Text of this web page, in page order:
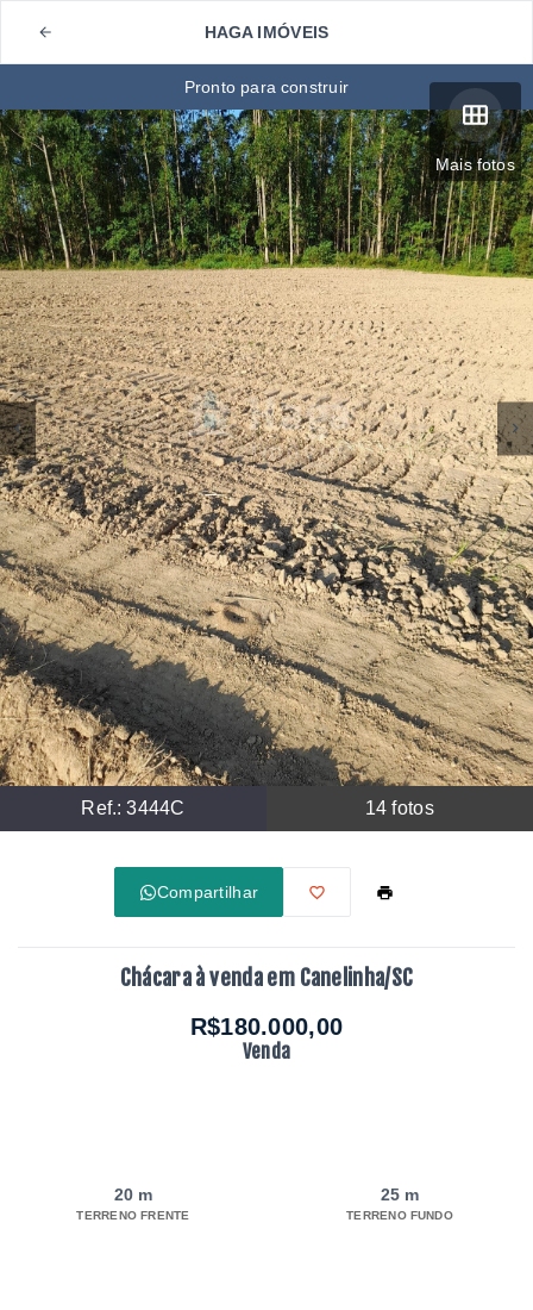
HAGA IMÓVEIS
Mais fotos
Ref.:3444C 14 fotos
Pronto para construir
Compartilhar
Chácara à venda em Canelinha/SC
R$180.000,00
Venda
20 m
TERRENO FRENTE
25 m
TERRENO FUNDO